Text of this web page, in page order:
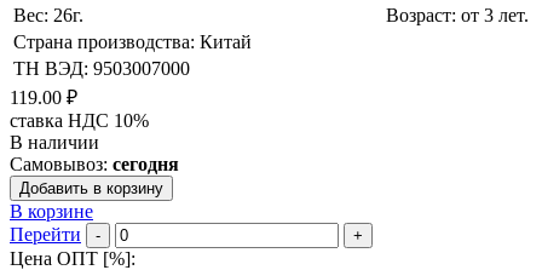
Вес: 26г.
Возраст: от 3 лет.
Страна производства: Китай
ТН ВЭД: 9503007000
119.00 ₽
ставка НДС 10%
В наличии
Самовывоз: сегодня
Добавить в корзину
В корзине
Перейти
- +
Цена ОПТ [%]: